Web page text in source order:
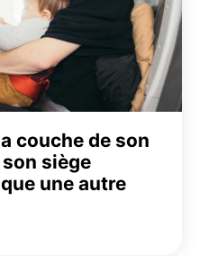
couche de son
siège
une autre